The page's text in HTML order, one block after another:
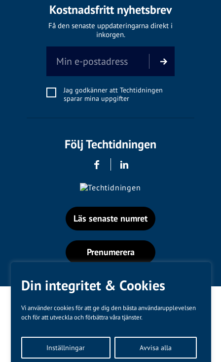
Din integritet & Cookies
Vi använder cookies för att ge dig den bästa användarupplevelsen
och för att utveckla och förbättra våra tjänster.
Inställningar Avvisa alla
Kostnadsfritt nyhetsbrev
Få den senaste uppdateringarna direkt i
inkorgen.
Jag godkänner att Techtidningen
sparar mina uppgifter
Följ Techtidningen
Läs senaste numret
Prenumerera
Kundtjänst